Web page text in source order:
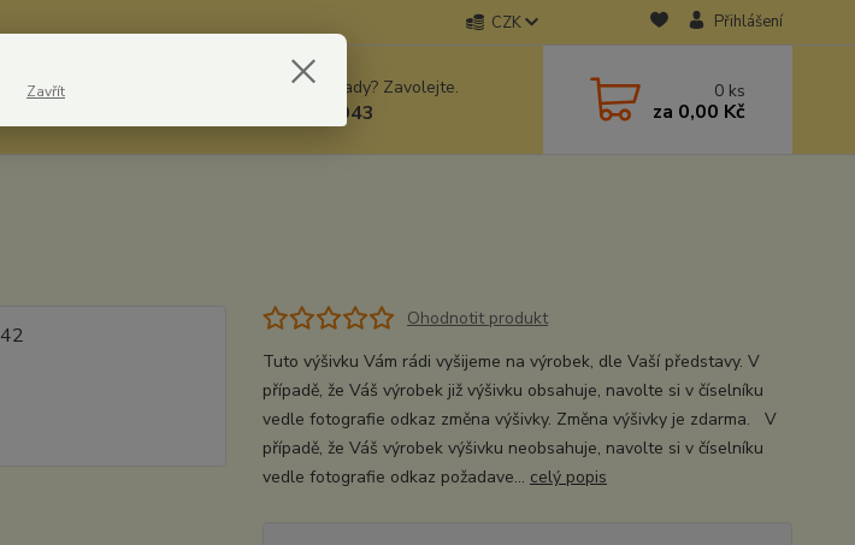
CZK Přihlášení
Hledat Nevíte si rady? Zavolejte.
604278943
0 ks
za 0,00 Kč
Ohodnotit produkt
Tuto výšivku Vám rádi vyšijeme na výrobek, dle Vaší představy. V
případě, že Váš výrobek již výšivku obsahuje, navolte si v číselníku
vedle fotografie odkaz změna výšivky. Změna výšivky je zdarma. V
případě, že Váš výrobek výšivku neobsahuje, navolte si v číselníku
vedle fotografie odkaz požadave... celý popis
Zavřít